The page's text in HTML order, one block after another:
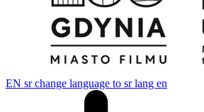
EN sr change language to sr lang en